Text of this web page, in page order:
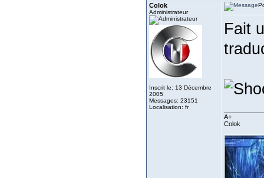
Colok
Administrateur
Inscrit le: 13 Décembre
2005
Messages: 23151
Localisation: fr
Fait
A+
Colok